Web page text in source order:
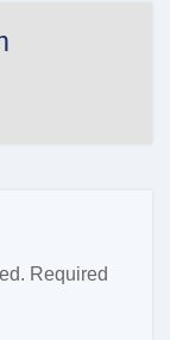
Required